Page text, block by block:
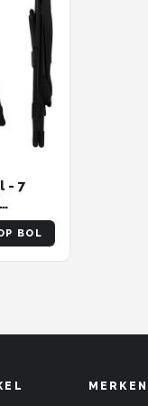
- 7
-
-
BOL
MERKEN